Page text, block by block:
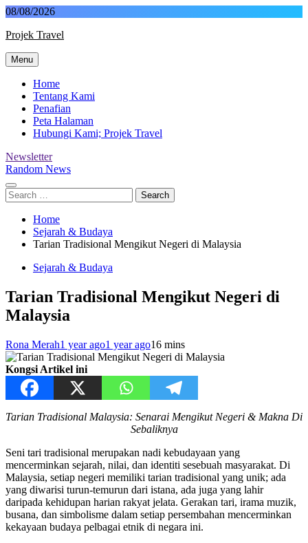
Skip
content
08/08/2026
Projek Travel
Malaysia Travel Portal
Menu
Home
Tentang Kami
Penafian
Peta Halaman
Hubungi Kami; Projek Travel
Newsletter
Random News
Search
for:
Home
Sejarah & Budaya
Tarian Tradisional Mengikut Negeri di Malaysia
Sejarah & Budaya
Tarian Tradisional Mengikut Negeri di
Malaysia
Rona Merah1 year ago1 year ago16 mins
Kongsi Artikel ini
Tarian Tradisional Malaysia: Senarai Mengikut Negeri & Makna Di
Sebaliknya
Seni tari tradisional merupakan nadi kebudayaan yang
mencerminkan sejarah, nilai, dan identiti sesebuah masyarakat. Di
Malaysia, setiap negeri memiliki tarian tradisional yang unik; ada
yang diwarisi turun-temurun dari istana, ada juga yang lahir
daripada kehidupan harian rakyat jelata. Gerakan tari, irama muzik,
busana, dan simbolisme dalam setiap persembahan mencerminkan
kekayaan budaya pelbagai etnik di negara ini.